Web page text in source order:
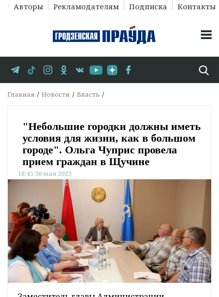
Авторы Рекламодателям Подписка Контакты
Главная Новости Власть
"Небольшие городки должны иметь
условия для жизни, как в большом
городе". Ольга Чуприс провела
прием граждан в Щучине
18:45 30 мая 2023